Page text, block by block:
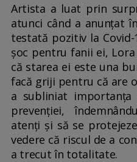
Artista a luat prin
atunci când a anunțat
testată pozitiv la
șoc pentru fanii ei,
că starea ei este una
facă griji pentru că are
a subliniat
prevenției,
atenți și să se
vedere că riscul de a
a trecut în totalitate.